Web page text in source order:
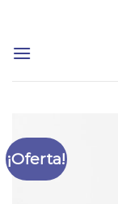
contenido
¡Oferta!